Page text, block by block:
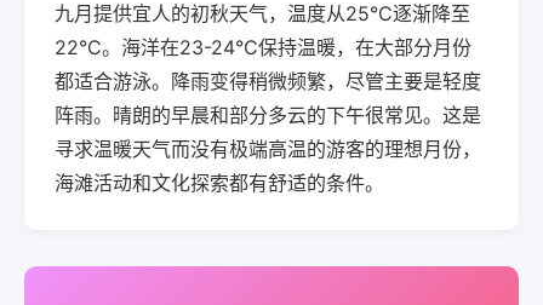
九月提供宜人的初秋天气，温度从25°C逐渐降至
22°C。海洋在23-24°C保持温暖，在大部分月份
都适合游泳。降雨变得稍微频繁，尽管主要是轻度
阵雨。晴朗的早晨和部分多云的下午很常见。这是
寻求温暖天气而没有极端高温的游客的理想月份，
海滩活动和文化探索都有舒适的条件。